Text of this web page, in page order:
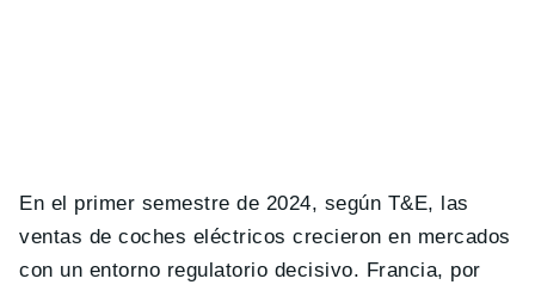
En el primer semestre de 2024, según T&E, las
ventas de coches eléctricos crecieron en mercados
con un entorno regulatorio decisivo. Francia, por